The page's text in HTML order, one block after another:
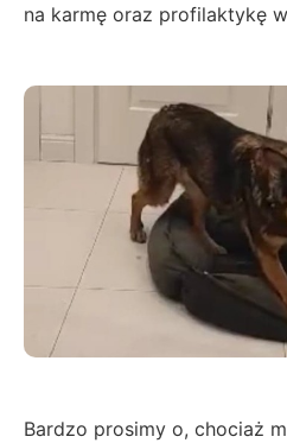
na karmę oraz profilaktykę
Bardzo prosimy o, chociaż